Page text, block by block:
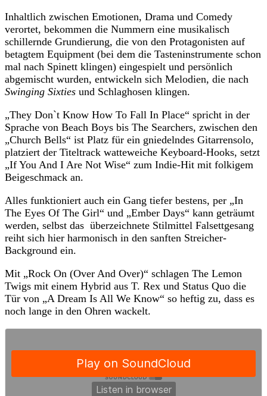
Inhaltlich zwischen Emotionen, Drama und Comedy
verortet, bekommen die Nummern eine musikalisch
schillernde Grundierung, die von den Protagonisten auf
betagtem Equipment (bei dem die Tasteninstrumente schon
mal nach Spinett klingen) eingespielt und persönlich
abgemischt wurden, entwickeln sich Melodien, die nach
Swinging Sixties und Schlaghosen klingen.
„They Don`t Know How To Fall In Place“ spricht in der
Sprache von Beach Boys bis The Searchers, zwischen den
„Church Bells“ ist Platz für ein gniedelndes Gitarrensolo,
platziert der Titeltrack watteweiche Keyboard-Hooks, setzt
„If You And I Are Not Wise“ zum Indie-Hit mit folkigem
Beigeschmack an.
Alles funktioniert auch ein Gang tiefer bestens, per „In
The Eyes Of The Girl“ und „Ember Days“ kann geträumt
werden, selbst das überzeichnete Stilmittel Falsettgesang
reiht sich hier harmonisch in den sanften Streicher-
Background ein.
Mit „Rock On (Over And Over)“ schlagen The Lemon
Twigs mit einem Hybrid aus T. Rex und Status Quo die
Tür von „A Dream Is All We Know“ so heftig zu, dass es
noch lange in den Ohren wackelt.